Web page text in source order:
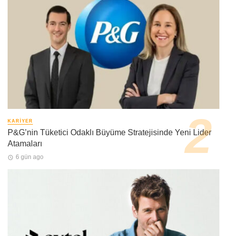
KARIYER
P&G’nin Tüketici Odaklı Büyüme Stratejisinde Yeni Lider
Atamaları
6 gün ago